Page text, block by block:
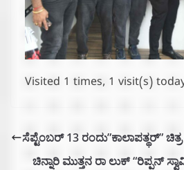
Visited 1 times, 1 visit(s)
ಸೆಪ್ಟೆಂಬರ್ 13 ರಂದು”ಕಾಲಾಪತ್ಥರ್”
ಚಿನ್ನಾರಿ ಮುತ್ತನ ರಾ ಲುಕ್ “ರಿಪ್ಪನ್